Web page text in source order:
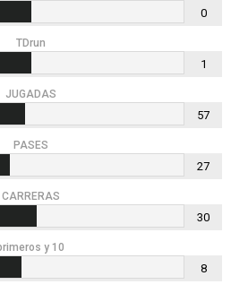
0
TDrun
1
JUGADAS
57
PASES
27
CARRERAS
30
y 10
8